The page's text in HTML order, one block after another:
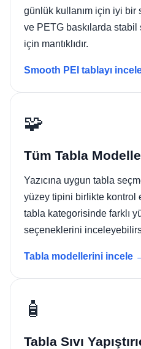
günlük kullanım için iyi bir
ve PETG baskılarda stabil
için mantıklıdır.
Smooth PEI tablayı
🧩
Tüm Tabla
Yazıcına uygun tabla
yüzey tipini birlikte kontrol
tabla kategorisinde farklı
seçeneklerini
Tabla modellerini incele
🧴
Tabla Sıvı